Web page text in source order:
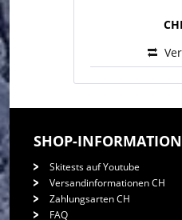
SHOP-
Skitests auf Youtube
Versandinformationen CH
Zahlungsarten CH
FAQ